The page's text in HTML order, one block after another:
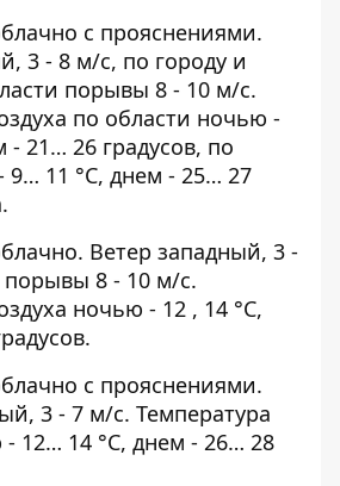
с прояснениями.
3 - 8 м/с, по городу и
порывы 8 - 10 м/с.
по области ночью -
- ​​21… 26 градусов, по
9… 11 °С, днем - ​​25… 27
Ветер западный, 3 -
8 - 10 м/с.
ночью - 12 , 14 °С,
с прояснениями.
3 - 7 м/с. Температура
12… 14 °С, днем - ​​26… 28